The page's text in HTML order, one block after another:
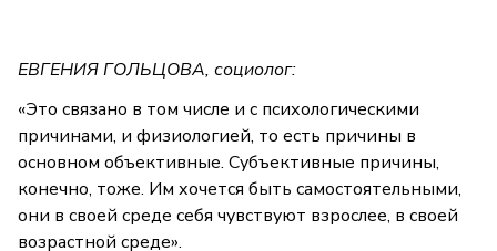
ЕВГЕНИЯ ГОЛЬЦОВА, социолог:
«Это связано в том числе и с психологическими
причинами, и физиологией, то есть причины в
основном объективные. Субъективные причины,
конечно, тоже. Им хочется быть самостоятельными,
они в своей среде себя чувствуют взрослее, в своей
возрастной среде».